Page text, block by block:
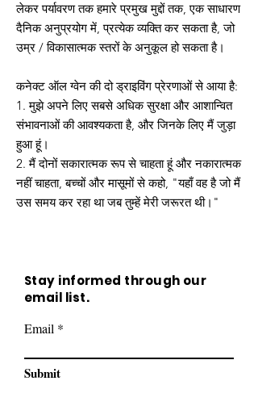
लेकर पर्यावरण तक हमारे प्रमुख मुद्दों तक, एक साधारण
दैनिक अनुप्रयोग में, प्रत्येक व्यक्ति कर सकता है, जो
उम्र / विकासात्मक स्तरों के अनुकूल हो सकता है।
कनेक्ट ऑल ग्वेन की दो ड्राइविंग प्रेरणाओं से आया है:
1. मुझे अपने लिए सबसे अधिक सुरक्षा और आशान्वित
संभावनाओं की आवश्यकता है, और जिनके लिए मैं जुड़ा
हुआ हूं।
2. मैं दोनों सकारात्मक रूप से चाहता हूं और नकारात्मक
नहीं चाहता, बच्चों और मासूमों से कहो, "यहाँ वह है जो मैं
उस समय कर रहा था जब तुम्हें मेरी जरूरत थी।"
Stay informed through our
email list.
Email
Submit